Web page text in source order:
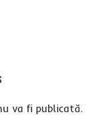
va fi publicată.